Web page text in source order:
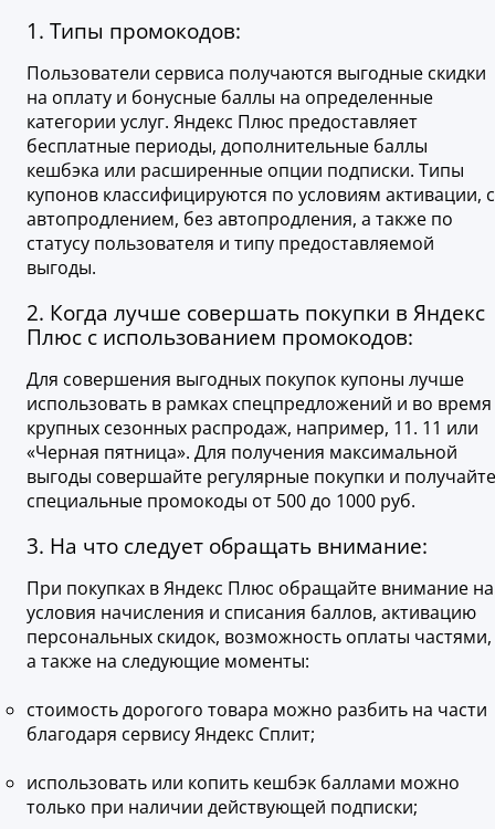
1. Типы промокодов:
Пользователи сервиса получаются выгодные скидки
на оплату и бонусные баллы на определенные
категории услуг. Яндекс Плюс предоставляет
бесплатные периоды, дополнительные баллы
кешбэка или расширенные опции подписки. Типы
купонов классифицируются по условиям активации, с
автопродлением, без автопродления, а также по
статусу пользователя и типу предоставляемой
выгоды.
2. Когда лучше совершать покупки в Яндекс
Плюс с использованием промокодов:
Для совершения выгодных покупок купоны лучше
использовать в рамках спецпредложений и во время
крупных сезонных распродаж, например, 11. 11 или
«Черная пятница». Для получения максимальной
выгоды совершайте регулярные покупки и получайте
специальные промокоды от 500 до 1000 руб.
3. На что следует обращать внимание:
При покупках в Яндекс Плюс обращайте внимание на
условия начисления и списания баллов, активацию
персональных скидок, возможность оплаты частями,
а также на следующие моменты:
стоимость дорогого товара можно разбить на части
благодаря сервису Яндекс Сплит;
использовать или копить кешбэк баллами можно
только при наличии действующей подписки;